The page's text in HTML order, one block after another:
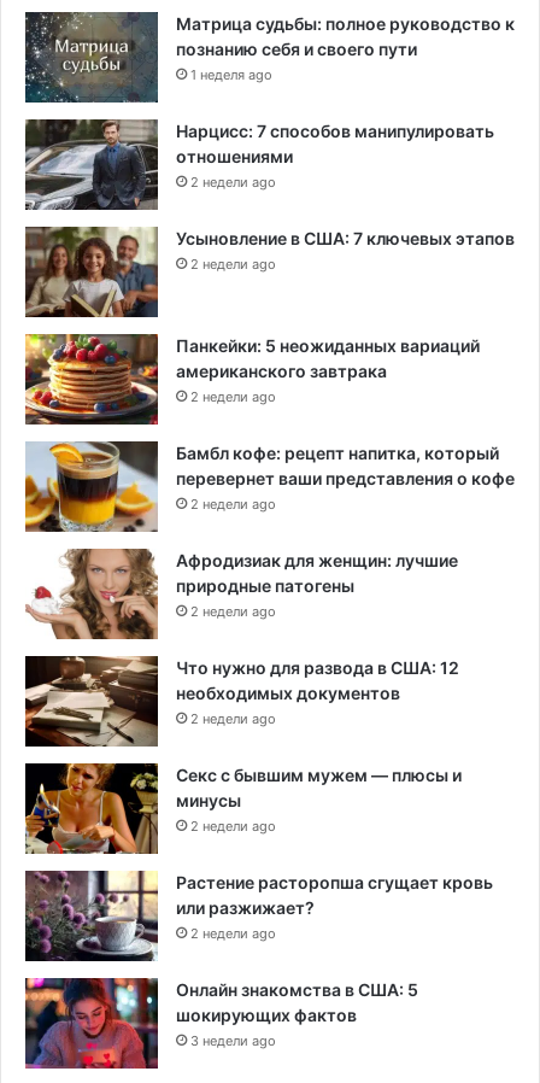
Матрица судьбы: полное руководство к
познанию себя и своего пути
1 неделя ago
Нарцисс: 7 способов манипулировать
отношениями
2 недели ago
Усыновление в США: 7 ключевых этапов
2 недели ago
Панкейки: 5 неожиданных вариаций
американского завтрака
2 недели ago
Бамбл кофе: рецепт напитка, который
перевернет ваши представления о кофе
2 недели ago
Афродизиак для женщин: лучшие
природные патогены
2 недели ago
Что нужно для развода в США: 12
необходимых документов
2 недели ago
Секс с бывшим мужем — плюсы и
минусы
2 недели ago
Растение расторопша сгущает кровь
или разжижает?
2 недели ago
Онлайн знакомства в США: 5
шокирующих фактов
3 недели ago